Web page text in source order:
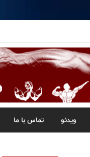
ویدئو تماس با ما